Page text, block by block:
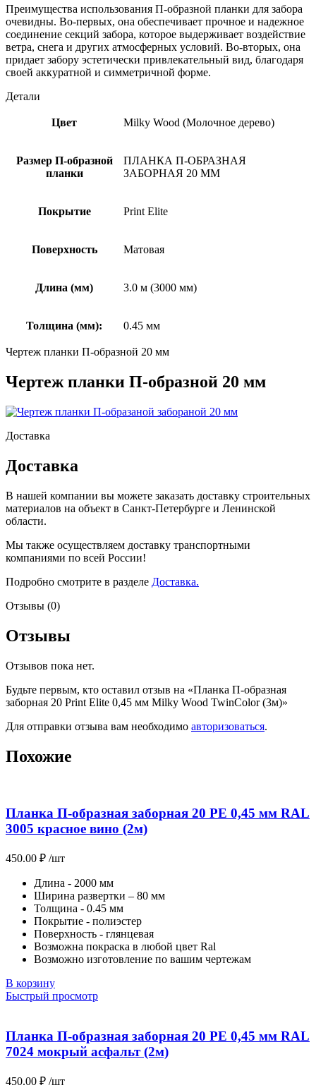
Преимущества использования П-образной планки для забора
очевидны. Во-первых, она обеспечивает прочное и надежное
соединение секций забора, которое выдерживает воздействие
ветра, снега и других атмосферных условий. Во-вторых, она
придает забору эстетически привлекательный вид, благодаря
своей аккуратной и симметричной форме.
Детали
Цвет Milky Wood (Молочное дерево)
Размер П-образной
планки
ПЛАНКА П-ОБРАЗНАЯ
ЗАБОРНАЯ 20 ММ
Покрытие Print Elite
Поверхность Матовая
Длина (мм) 3.0 м (3000 мм)
Толщина (мм): 0.45 мм
Чертеж планки П-образной 20 мм
Чертеж планки П-образной 20 мм
Доставка
Доставка
В нашей компании вы можете заказать доставку строительных
материалов на объект в Санкт-Петербурге и Ленинской
области.
Мы также осуществляем доставку транспортными
компаниями по всей России!
Подробно смотрите в разделе Доставка.
Отзывы (0)
Отзывы
Отзывов пока нет.
Будьте первым, кто оставил отзыв на «Планка П-образная
заборная 20 Print Elite 0,45 мм Milky Wood TwinColor (3м)»
Для отправки отзыва вам необходимо авторизоваться.
Похожие
Планка П-образная заборная 20 PE 0,45 мм RAL
3005 красное вино (2м)
450.00 ₽ /шт
Длина - 2000 мм
Ширина развертки – 80 мм
Толщина - 0.45 мм
Покрытие - полиэстер
Поверхность - глянцевая
Возможна покраска в любой цвет Ral
Возможно изготовление по вашим чертежам
В корзину
Быстрый просмотр
Планка П-образная заборная 20 PE 0,45 мм RAL
7024 мокрый асфальт (2м)
450.00 ₽ /шт